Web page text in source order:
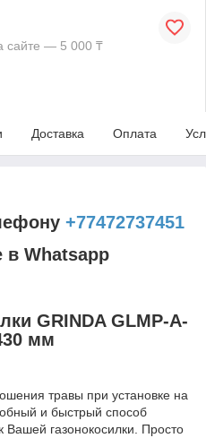
сайте — 5 000 ₸
Доставка Оплата
+77472737451
Whatsapp
GRINDA GLMP-A-
мм
травы при установке на
и быстрый способ
Вашей газонокосилки. Просто